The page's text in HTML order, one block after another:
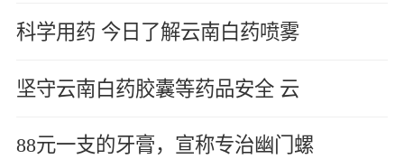
科学用药 今日了解云南白药喷雾
坚守云南白药胶囊等药品安全 云
88元一支的牙膏，宣称专治幽门螺